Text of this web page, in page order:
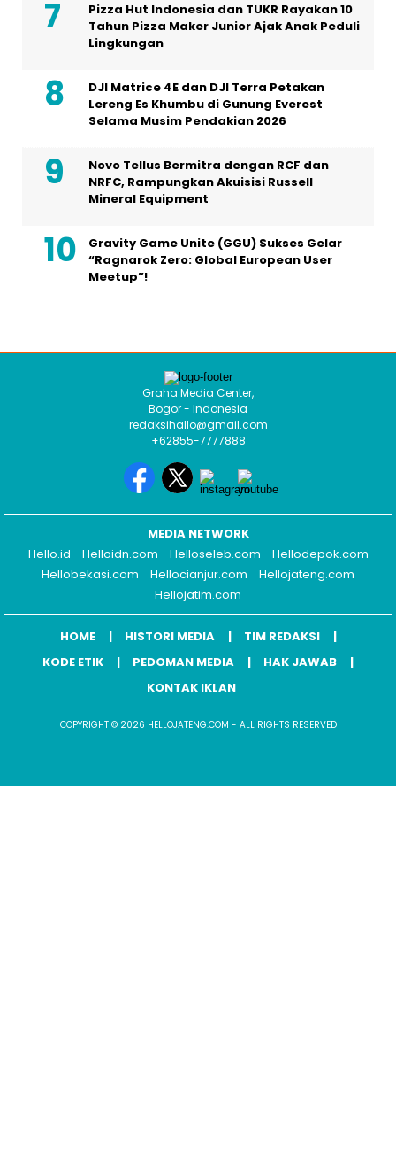
Pizza Hut Indonesia dan TUKR Rayakan 10
Tahun Pizza Maker Junior Ajak Anak Peduli
Lingkungan
DJI Matrice 4E dan DJI Terra Petakan
Lereng Es Khumbu di Gunung Everest
Selama Musim Pendakian 2026
Novo Tellus Bermitra dengan RCF dan
NRFC, Rampungkan Akuisisi Russell
Mineral Equipment
Gravity Game Unite (GGU) Sukses Gelar
“Ragnarok Zero: Global European User
Meetup”!
Graha Media Center,
Bogor - Indonesia
redaksihallo@gmail.com
+62855-7777888
MEDIA NETWORK
Hello.id
Helloidn.com Helloseleb.com
Hellodepok.com
Hellobekasi.com
Hellocianjur.com
Hellojateng.com
Hellojatim.com
HOME HISTORI MEDIA
TIM REDAKSI
KODE ETIK
PEDOMAN MEDIA
HAK JAWAB
KONTAK IKLAN
COPYRIGHT © 2026 HELLOJATENG.COM - ALL RIGHTS RESERVED